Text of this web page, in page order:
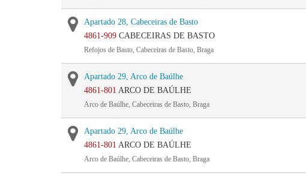
Apartado 28, Cabeceiras de Basto
4861-909 CABECEIRAS DE BASTO
Refojos de Basto, Cabeceiras de Basto, Braga
Apartado 29, Arco de Baúlhe
4861-801 ARCO DE BAÚLHE
Arco de Baúlhe, Cabeceiras de Basto, Braga
Apartado 29, Arco de Baúlhe
4861-801 ARCO DE BAÚLHE
Arco de Baúlhe, Cabeceiras de Basto, Braga